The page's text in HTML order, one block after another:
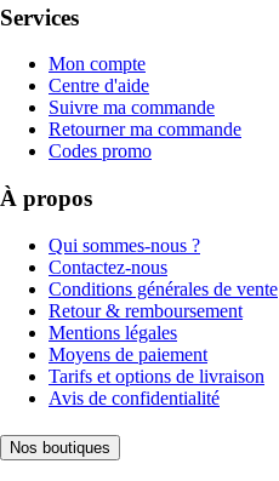
Services
Mon compte
Centre d'aide
Suivre ma commande
Retourner ma commande
Codes promo
À propos
Qui sommes-nous ?
Contactez-nous
Conditions générales de vente
Retour & remboursement
Mentions légales
Moyens de paiement
Tarifs et options de livraison
Avis de confidentialité
Nos boutiques